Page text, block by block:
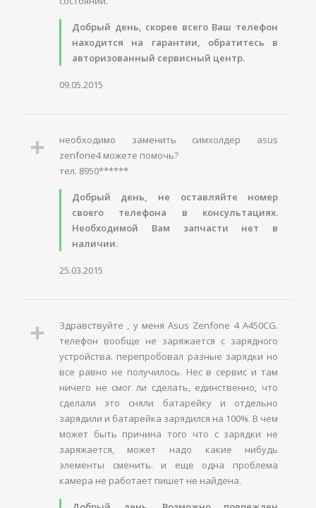
Добрый день, скорее всего Ваш телефон
находится на гарантии, обратитесь в
авторизованный сервисный центр.
09.05.2015
необходимо заменить симхолдер asus
zenfone4 можете помочь?
тел. 8950******
Добрый день, не оставляйте номер
своего телефона в консультациях.
Необходимой Вам запчасти нет в
наличии.
25.03.2015
Здравствуйте , у меня Asus Zenfone 4 A450CG.
телефон вообще не заряжается с зарядного
устройства. перепробовал разные зарядки но
все равно не получилось. Нес в сервис и там
ничего не смог ли сделать, единственно, что
сделали это сняли батарейку и отдельно
зарядили и батарейка зарядился на 100%. В чем
может быть причина того что с зарядки не
заряжается, может надо какие нибудь
элементы сменить. и еще одна проблема
камера не работает пишет не найдена.